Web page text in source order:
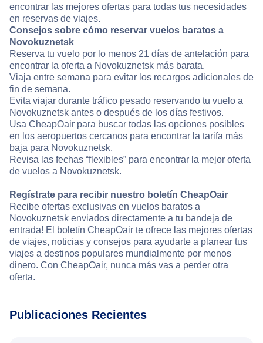
encontrar las mejores ofertas para todas tus necesidades
en reservas de viajes.
Consejos sobre cómo reservar vuelos baratos a
Novokuznetsk
Reserva tu vuelo por lo menos 21 días de antelación para
encontrar la oferta a Novokuznetsk más barata.
Viaja entre semana para evitar los recargos adicionales de
fin de semana.
Evita viajar durante tráfico pesado reservando tu vuelo a
Novokuznetsk antes o después de los días festivos.
Usa CheapOair para buscar todas las opciones posibles
en los aeropuertos cercanos para encontrar la tarifa más
baja para Novokuznetsk.
Revisa las fechas “flexibles” para encontrar la mejor oferta
de vuelos a Novokuznetsk.
Regístrate para recibir nuestro boletín CheapOair
Recibe ofertas exclusivas en vuelos baratos a
Novokuznetsk enviados directamente a tu bandeja de
entrada! El boletín CheapOair te ofrece las mejores ofertas
de viajes, noticias y consejos para ayudarte a planear tus
viajes a destinos populares mundialmente por menos
dinero. Con CheapOair, nunca más vas a perder otra
oferta.
Publicaciones Recientes